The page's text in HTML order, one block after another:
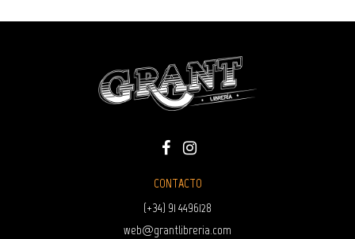
CONTACTO
(+34) 91 4496128
web@grantlibreria.com